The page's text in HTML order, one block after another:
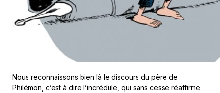
Nous reconnaissons bien là le discours du père de
Philémon, c’est à dire l’incrédule, qui sans cesse réaffirme